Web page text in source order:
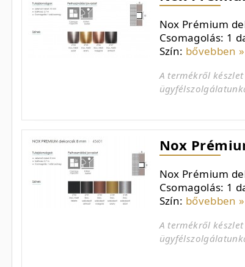
Nox Prémium
Csomagolás: 1
Szín: bővebben »
A termékről
Nox
Nox Prémium
Csomagolás: 1
Szín: bővebben »
A termékről